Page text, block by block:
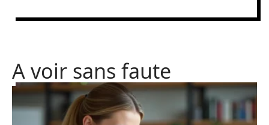
A voir sans faute